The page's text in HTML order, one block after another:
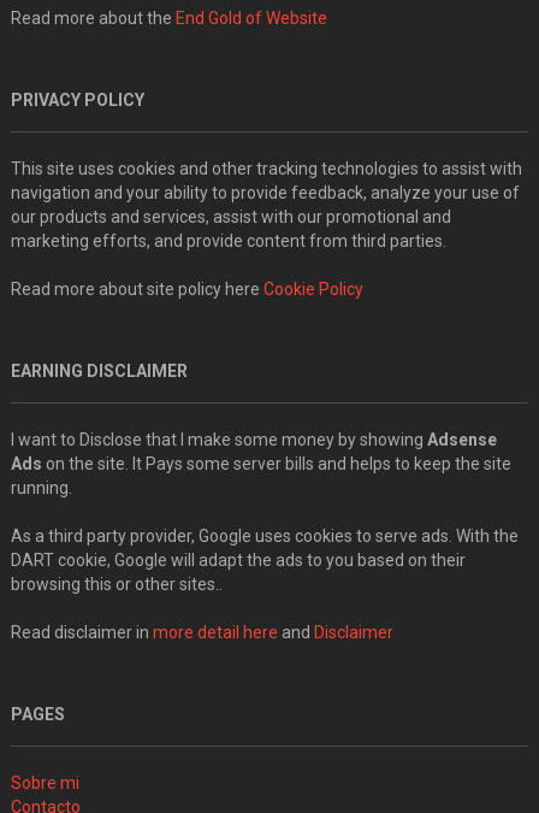
Read more about the End Gold of Website
PRIVACY POLICY
This site uses cookies and other tracking technologies to assist with
navigation and your ability to provide feedback, analyze your use of
our products and services, assist with our promotional and
marketing efforts, and provide content from third parties.
Read more about site policy here Cookie Policy
EARNING DISCLAIMER
I want to Disclose that I make some money by showing Adsense
Ads on the site. It Pays some server bills and helps to keep the site
running.
As a third party provider, Google uses cookies to serve ads. With the
DART cookie, Google will adapt the ads to you based on their
browsing this or other sites..
Read disclaimer in more detail here and Disclaimer
PAGES
Sobre mi
Contacto